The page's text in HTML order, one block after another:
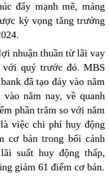
đẩy mạnh mẽ, mảng
kỳ vọng tăng trưởng
nhuận thuần từ lãi vay
với quý trước đó. MBS
đã tạo đáy vào năm
năm nay, về quanh
phần trăm so với năm
việc chi phí huy động
cơ bản trong bối cảnh
suất huy động thấp,
giảm 61 điểm cơ bản.